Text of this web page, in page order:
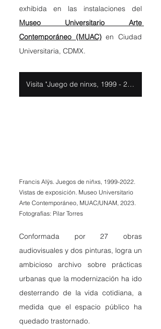
Museo Universitario Arte
Contemporáneo (MUAC) en Ciudad
Universitaria, CDMX.
Visita "Juego de ninxs, 1999 - 2022"
Francis Alÿs. Juegos de niñxs, 1999-2022.
Vistas de exposición. Museo Universitario
Arte Contemporáneo, MUAC/UNAM, 2023.
Fotografías: Pilar Torres
Conformada por 27 obras
audiovisuales y dos pinturas, logra un
ambicioso archivo sobre prácticas
urbanas que la modernización ha ido
desterrando de la vida cotidiana, a
medida que el espacio público ha
quedado trastornado.